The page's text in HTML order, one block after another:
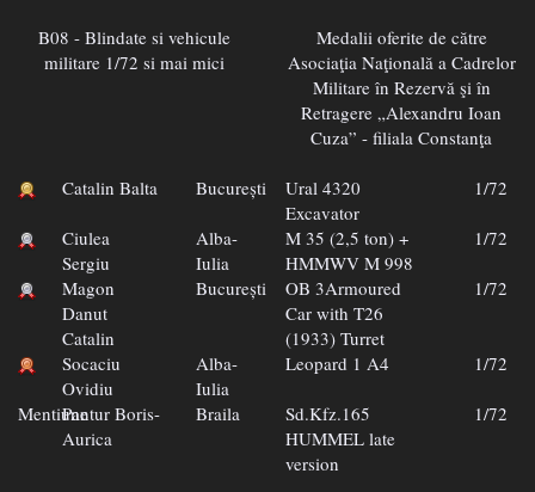
B08 - Blindate si vehicule
militare 1/72 si mai mici
Medalii oferite de către
Asociaţia Naţională a Cadrelor
Militare în Rezervă şi în
Retragere „Alexandru Ioan
Cuza” - filiala Constanţa
Catalin Balta București
Ural 4320
Excavator
1/72
Ciulea
Sergiu
Alba-
Iulia
M 35 (2,5 ton) +
HMMWV M 998
1/72
Magon
Danut
Catalin
București
OB 3Armoured
Car with T26
(1933) Turret
1/72
Socaciu
Ovidiu
Alba-
Iulia
Leopard 1 A4 1/72
MentiunePantur Boris-
Aurica
Braila
Sd.Kfz.165
HUMMEL late
version
1/72